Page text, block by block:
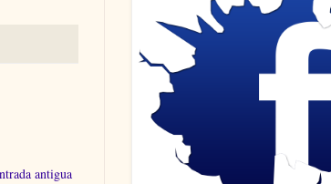
antigua